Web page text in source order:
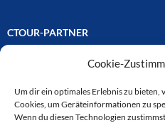
Cookie-
Um dir ein optimales Erlebnis zu
Cookies, um Geräteinformationen zu
Wenn du diesen Technologien
CTOUR-PARTNER
Unsere Reisejournalisten-
ausgewählten Partnern der
verbunden. Hier eine
Auswahl der Online-Plattformen: